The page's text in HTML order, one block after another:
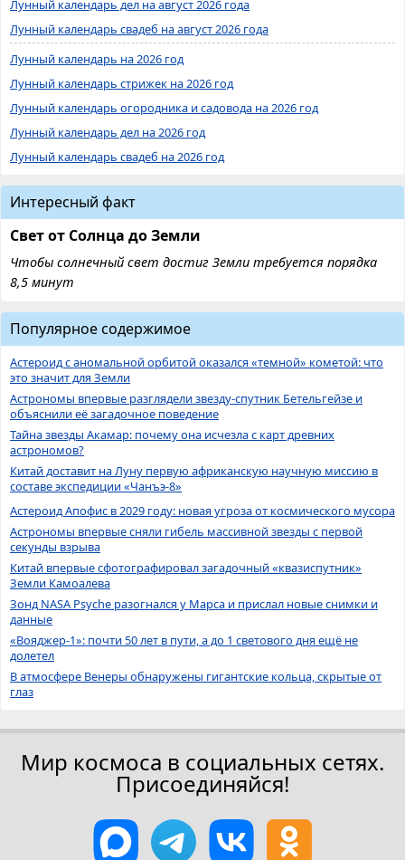
Лунный календарь дел на август 2026 года
Лунный календарь свадеб на август 2026 года
Лунный календарь на 2026 год
Лунный календарь стрижек на 2026 год
Лунный календарь огородника и садовода на 2026 год
Лунный календарь дел на 2026 год
Лунный календарь свадеб на 2026 год
Интересный факт
Свет от Солнца до Земли
Чтобы солнечный свет достиг Земли требуется порядка
8,5 минут
Популярное содержимое
Астероид с аномальной орбитой оказался «темной» кометой: что
это значит для Земли
Астрономы впервые разглядели звезду-спутник Бетельгейзе и
объяснили её загадочное поведение
Тайна звезды Акамар: почему она исчезла с карт древних
астрономов?
Китай доставит на Луну первую африканскую научную миссию в
составе экспедиции «Чанъэ-8»
Астероид Апофис в 2029 году: новая угроза от космического мусора
Астрономы впервые сняли гибель массивной звезды с первой
секунды взрыва
Китай впервые сфотографировал загадочный «квазиспутник»
Земли Камоалева
Зонд NASA Psyche разогнался у Марса и прислал новые снимки и
данные
«Вояджер-1»: почти 50 лет в пути, а до 1 светового дня ещё не
долетел
В атмосфере Венеры обнаружены гигантские кольца, скрытые от
глаз
Мир космоса в социальных сетях.
Присоединяйся!